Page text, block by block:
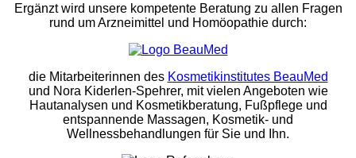
Ergänzt wird unsere kompetente Beratung zu allen Fragen
rund um Arzneimittel und Homöopathie durch:
die Mitarbeiterinnen des Kosmetikinstitutes BeauMed
und Nora Kiderlen-Spehrer, mit vielen Angeboten wie
Hautanalysen und Kosmetikberatung, Fußpflege und
entspannende Massagen, Kosmetik- und
Wellnessbehandlungen für Sie und Ihn.